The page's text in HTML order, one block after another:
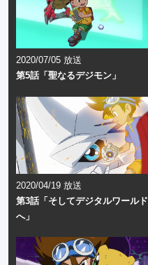
2020/07/05 放送
第5話「聖なるデジモン」
2020/04/19 放送
第3話「そしてデジタルワールド
へ」